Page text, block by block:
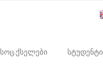
სოც.ქსელები სტუდენტი